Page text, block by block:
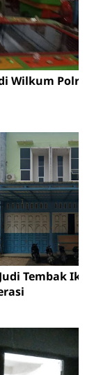
Wilkum Polres
Tembak